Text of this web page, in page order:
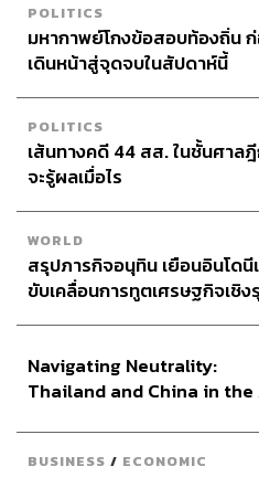
สถานการณ์ดังกล่าวชวนให้เกิด
ภาพจำลองของความกลัว Y2K
และถ้าเป็นเช่นนั้นมันเหมือนกั
น้อยแค่ไหน?
THE STANDARD WEALTH คุ
ศรีสวัสดิ์ซีอีโอของบริษัท ลูลู่ เ
วิศวกรซอฟต์แวร์ที่เคยทำงานกั
CrowdStrike ก็น่าจะให้ผลลัพ
เหตุการณ์นั้นเกิดขึ้นจริง แต่จุ
คนในวงการไอทีมีเวลาเตรีย
ลักษณะที่หลายฝ่ายไม่ทันตั้งตั
POLITICS
มหากาพย์โกงข้อสอบท้องถิ่น
เดินหน้าสู่จุดจบในสัปดาห์นี้
POLITICS
เส้นทางคดี 44 สส. ในชั้นศาล
จะรู้ผลเมื่อไร
WORLD
สรุปภารกิจอนุทิน เยือนอินโดนี
ขับเคลื่อนการทูตเศรษฐกิจเชิง
Navigating Neutrality:
Thailand and China in the
BUSINESS / ECONOMIC